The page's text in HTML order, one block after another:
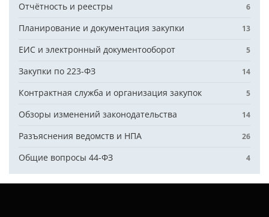
Отчётность и реестры 6
Планирование и документация закупки 13
ЕИС и электронный документооборот 5
Закупки по 223-ФЗ 14
Контрактная служба и организация закупок 5
Обзоры изменений законодательства 14
Разъяснения ведомств и НПА 26
Общие вопросы 44-ФЗ 4